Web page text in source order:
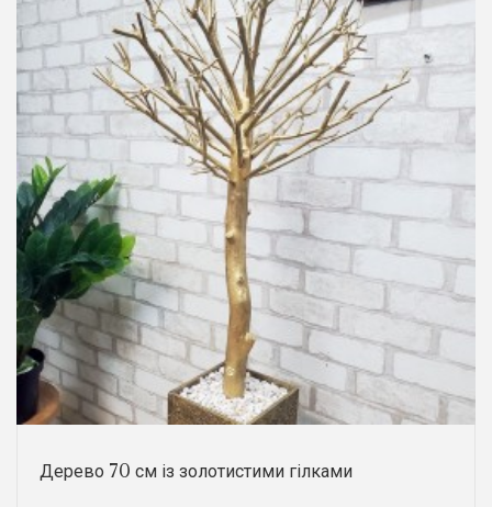
Дерево 70 см із золотистими гілками